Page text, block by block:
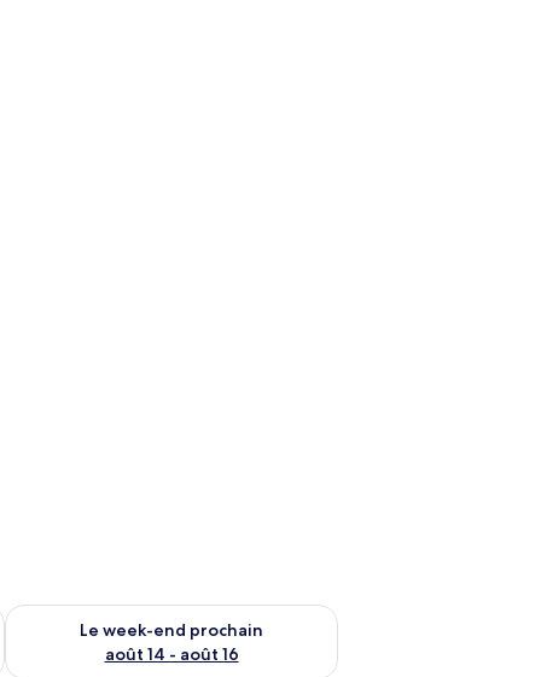
août 7 - août 9
Le week-end prochain
août 14 - août 16
Vérifier la disponibilité pour le week-end prochain août 14 -